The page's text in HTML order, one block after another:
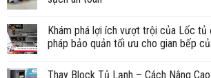
Khám phá lợi ích vượt trội của Lốc tủ
pháp bảo quản tối ưu cho gian bếp
Thay Block Tủ Lạnh – Cách Nâng